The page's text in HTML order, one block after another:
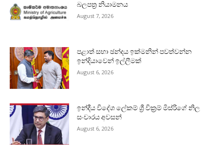
බලපත්‍ර නියාමනය
August 7, 2026
පළාත් සභා ඡන්දය ඉක්මනින් පවත්වන්න
ඉන්දියාවෙන් ඉල්ලීමක්
August 6, 2026
ඉන්දීය විදේශ ලේකම් ශ්‍රී වික්‍රම් මිස්රිගේ නිල
සංචාරය අවසන්
August 6, 2026